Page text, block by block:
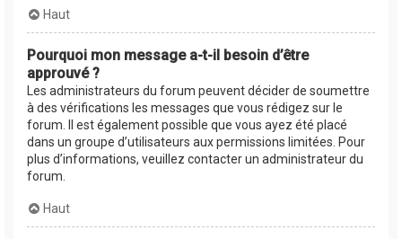
Haut
Pourquoi mon message a-t-il besoin d’être
approuvé ?
Les administrateurs du forum peuvent décider de soumettre
à des vérifications les messages que vous rédigez sur le
forum. Il est également possible que vous ayez été placé
dans un groupe d’utilisateurs aux permissions limitées. Pour
plus d’informations, veuillez contacter un administrateur du
forum.
Haut